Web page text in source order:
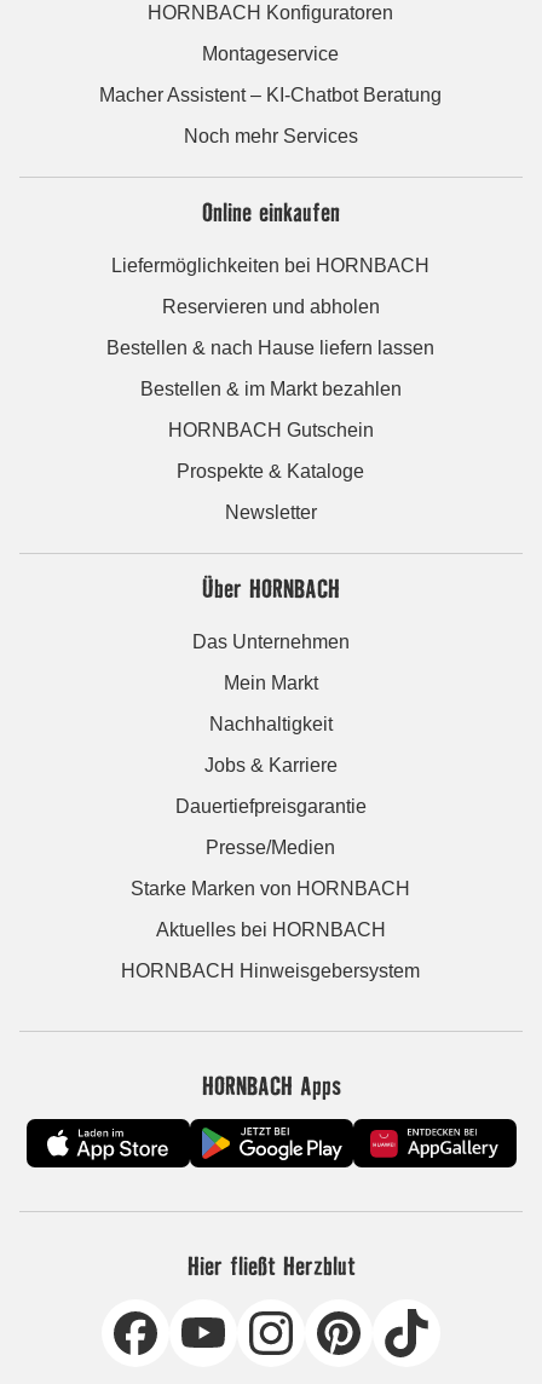
HORNBACH Konfiguratoren
Montageservice
Macher Assistent – KI-Chatbot Beratung
Noch mehr Services
Online einkaufen
Liefermöglichkeiten bei HORNBACH
Reservieren und abholen
Bestellen & nach Hause liefern lassen
Bestellen & im Markt bezahlen
HORNBACH Gutschein
Prospekte & Kataloge
Newsletter
Über HORNBACH
Das Unternehmen
Mein Markt
Nachhaltigkeit
Jobs & Karriere
Dauertiefpreisgarantie
Presse/Medien
Starke Marken von HORNBACH
Aktuelles bei HORNBACH
HORNBACH Hinweisgebersystem
HORNBACH Apps
Hier fließt Herzblut